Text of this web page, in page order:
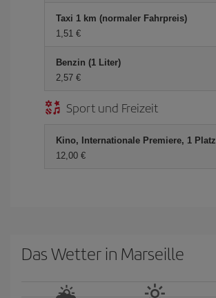
Taxi 1 km (normaler Fahrpreis)
1,51 €
Benzin (1 Liter)
2,57 €
Sport und Freizeit
Kino, Internationale Premiere, 1 Platz
12,00 €
Das Wetter in Marseille